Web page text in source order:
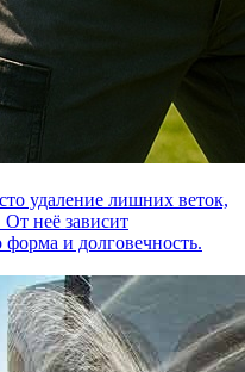
удаление лишних веток,
От неё зависит
форма и долговечность.